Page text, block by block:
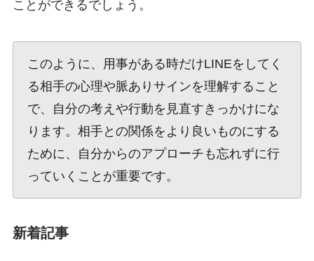
ことができるでしょう。
このように、用事がある時だけLINEをしてく
る相手の心理や脈ありサインを理解すること
で、自分の考えや行動を見直すきっかけにな
ります。相手との関係をより良いものにする
ために、自分からのアプローチも忘れずに行
っていくことが重要です。
新着記事